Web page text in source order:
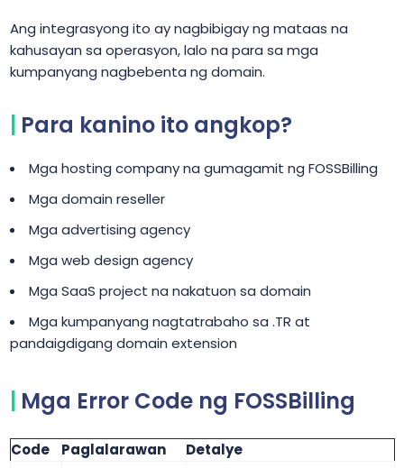
Ang integrasyong ito ay nagbibigay ng mataas na
kahusayan sa operasyon, lalo na para sa mga
kumpanyang nagbebenta ng domain.
Para kanino ito angkop?
Mga hosting company na gumagamit ng FOSSBilling
Mga domain reseller
Mga advertising agency
Mga web design agency
Mga SaaS project na nakatuon sa domain
Mga kumpanyang nagtatrabaho sa .TR at
pandaigdigang domain extension
Mga Error Code ng FOSSBilling
Code Paglalarawan
Detalye